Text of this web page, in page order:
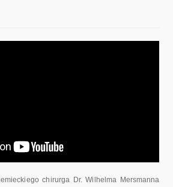
chirurga Dr. Wilhelma Mersmanna